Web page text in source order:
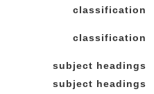
classification
classification
subject headings
subject headings